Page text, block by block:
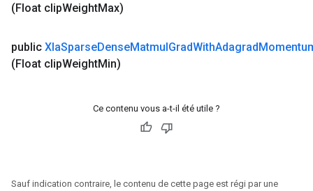
(Float clipWeightMax)
public XlaSparseDenseMatmulGradWithAdagrad
(Float clipWeightMin)
Ce contenu vous a-t-il été utile ?
Sauf indication contraire, le contenu de cette page est régi par une